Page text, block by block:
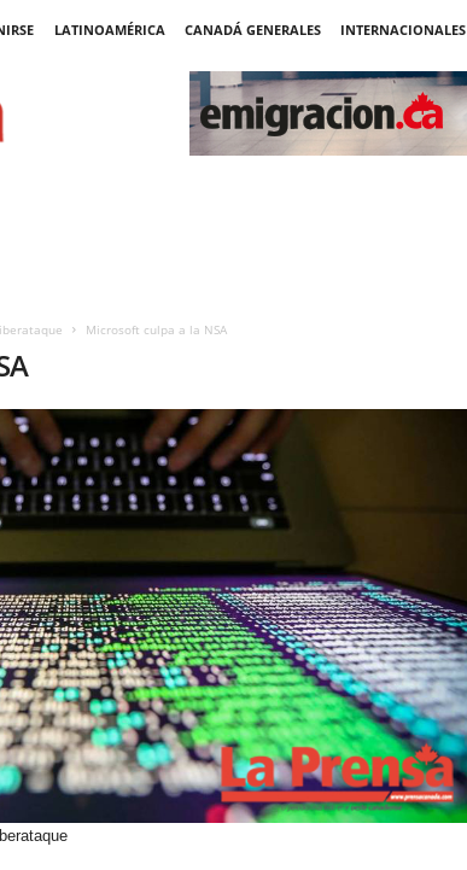
LATINOAMÉRICA CANADÁ GENERALES
INTERNACIONALES
Microsoft culpa a la NSA